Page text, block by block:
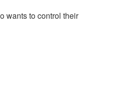
wants to control their